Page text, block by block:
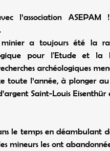
l’association ASEPAM
a toujours été la
pour l'Etude et la
archéologiques
toute l’année, à plonger
Saint-Louis
le temps en déambulant
mineurs les ont